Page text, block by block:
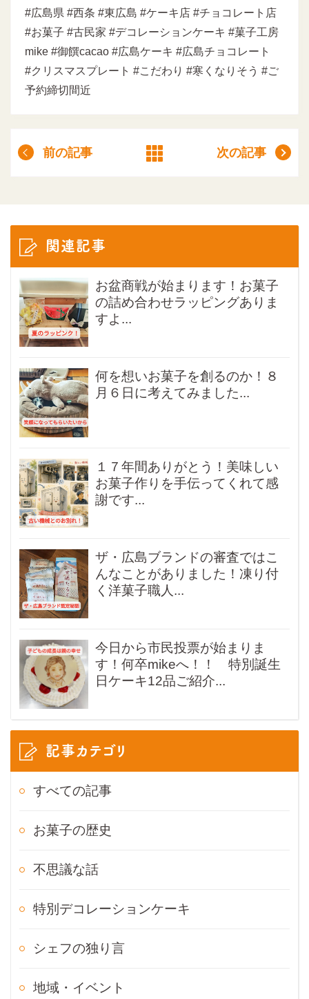
#広島県 #西条 #東広島 #ケーキ店 #チョコレート店
#お菓子 #古民家 #デコレーションケーキ #菓子工房
mike #御饌cacao #広島ケーキ #広島チョコレート
#クリスマスプレート #こだわり #寒くなりそう #ご
予約締切間近
前の記事 次の記事
関連記事
お盆商戦が始まります！お菓子
の詰め合わせラッピングありま
すよ...
何を想いお菓子を創るのか！８
月６日に考えてみました...
１７年間ありがとう！美味しい
お菓子作りを手伝ってくれて感
謝です...
ザ・広島ブランドの審査ではこ
んなことがありました！凍り付
く洋菓子職人...
今日から市民投票が始まりま
す！何卒mikeへ！！ 特別誕生
日ケーキ12品ご紹介...
記事カテゴリ
すべての記事
お菓子の歴史
不思議な話
特別デコレーションケーキ
シェフの独り言
地域・イベント